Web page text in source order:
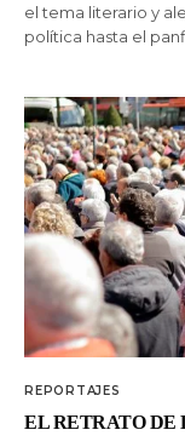
el tema literario y
política hasta el
REPORTAJES
EL RETRATO DE